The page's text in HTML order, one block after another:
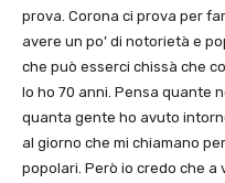
prova. Corona ci prova per
avere un po’ di notorietà e
che può esserci chissà che
Io ho 70 anni. Pensa quante
quanta gente ho avuto
al giorno che mi chiamano
popolari. Però io credo che a